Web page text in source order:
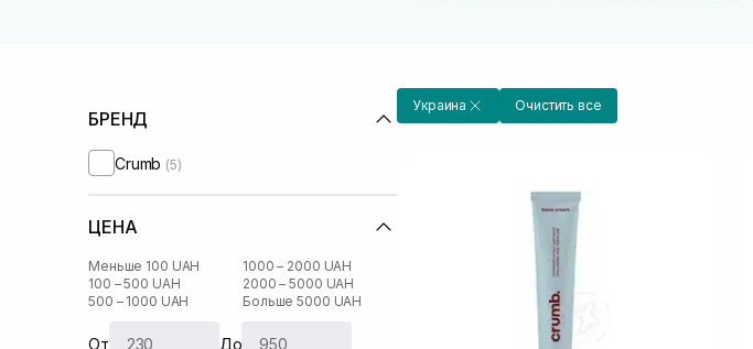
БРЕНД
Crumb (5)
ЦЕНА
Меньше 100 UAH
100 – 500 UAH
500 – 1000 UAH
1000 – 2000 UAH
2000 – 5000 UAH
Больше 5000 UAH
От До
Украина Очистить все